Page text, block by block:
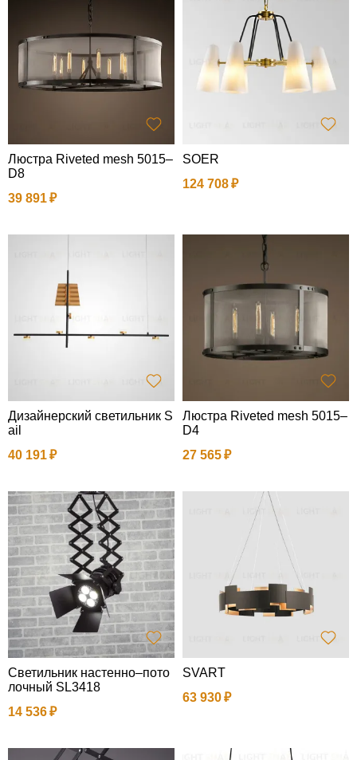
Люстра Riveted mesh 5015–
D8
39 891
SOER
124 708
Дизайнерский светильник S
ail
40 191
Люстра Riveted mesh 5015–
D4
27 565
Светильник настенно–пото
лочный SL3418
14 536
SVART
63 930